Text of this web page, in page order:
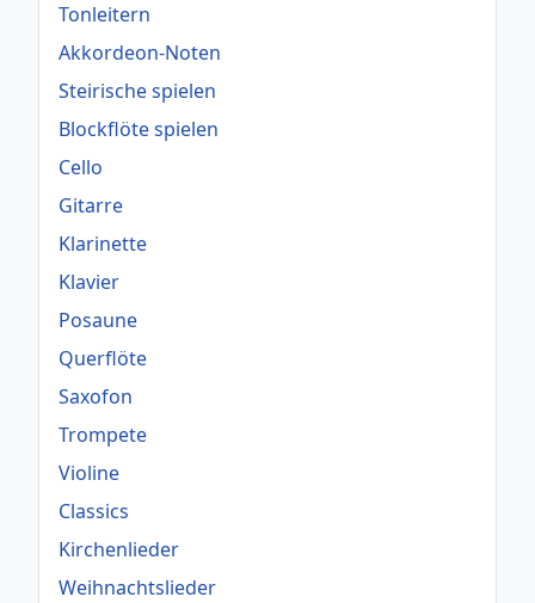
Tonleitern
Akkordeon-Noten
Steirische spielen
Blockflöte spielen
Cello
Gitarre
Klarinette
Klavier
Posaune
Querflöte
Saxofon
Trompete
Violine
Classics
Kirchenlieder
Weihnachtslieder